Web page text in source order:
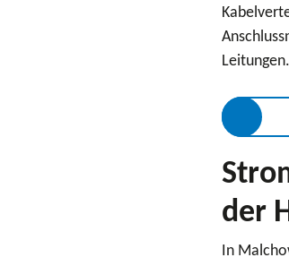
Leitungen.
der
In